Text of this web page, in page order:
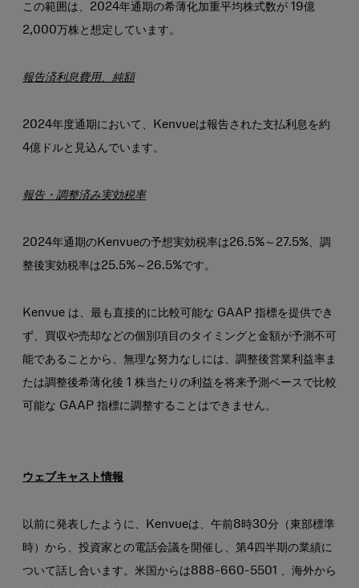
この範囲は、2024年通期の希薄化加重平均株式数が 19億
2,000万株と想定しています。
報告済利息費用、純額
2024年度通期において、Kenvueは報告された支払利息を約
4億ドルと見込んでいます。
報告・調整済み実効税率
2024年通期のKenvueの予想実効税率は26.5%～27.5%、調
整後実効税率は25.5%～26.5%です。
Kenvue は、最も直接的に比較可能な GAAP 指標を提供でき
ず、買収や売却などの個別項目のタイミングと金額が予測不可
能であることから、無理な努力なしには、調整後営業利益率ま
たは調整後希薄化後 1 株当たりの利益を将来予測ベースで比較
可能な GAAP 指標に調整することはできません。
ウェブキャスト情報
以前に発表したように、Kenvueは、午前8時30分（東部標準
時）から、投資家との電話会議を開催し、第4四半期の業績に
ついて話し合います。米国からは888-660-5501 、海外から